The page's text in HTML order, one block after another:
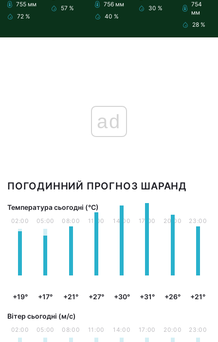
755 мм
72 %
57 %
756 мм
40 %
30 %
754
мм
28 %
ad
ПОГОДИННИЙ ПРОГНОЗ ШАРАНД
Температура сьогодні (°С)
02:00
+19°
05:00
+17°
08:00
+21°
11:00
+27°
14:00
+30°
17:00
+31°
20:00
+26°
23:00
+21°
Вітер сьогодні (м/с)
02:00 05:00 08:00 11:00 14:00 17:00 20:00 23:00